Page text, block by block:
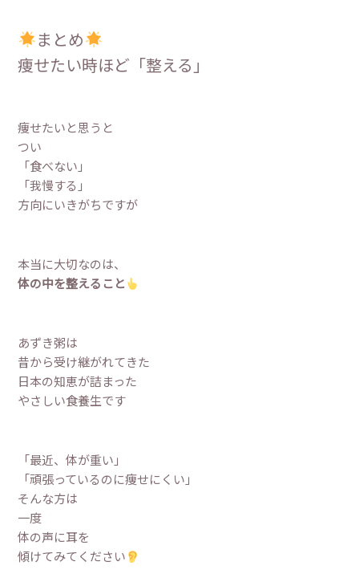
まとめ
痩せたい時ほど「整える」
痩せたいと思うと
つい
「食べない」
「我慢する」
方向にいきがちですが
本当に大切なのは、
体の中を整えること
あずき粥は
昔から受け継がれてきた
日本の知恵が詰まった
やさしい食養生です
「最近、体が重い」
「頑張っているのに痩せにくい」
そんな方は
一度
体の声に耳を
傾けてみてください